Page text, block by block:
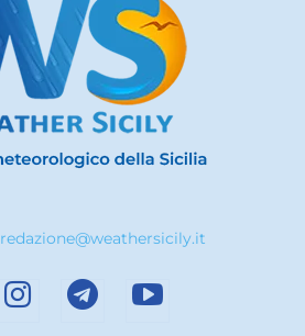
redazione@weathersicily.it